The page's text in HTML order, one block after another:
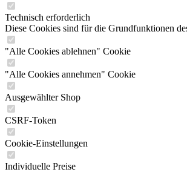
Technisch erforderlich
Diese Cookies sind für die Grundfunktionen
"Alle Cookies ablehnen" Cookie
"Alle Cookies annehmen" Cookie
Ausgewählter Shop
CSRF-Token
Cookie-Einstellungen
Individuelle Preise